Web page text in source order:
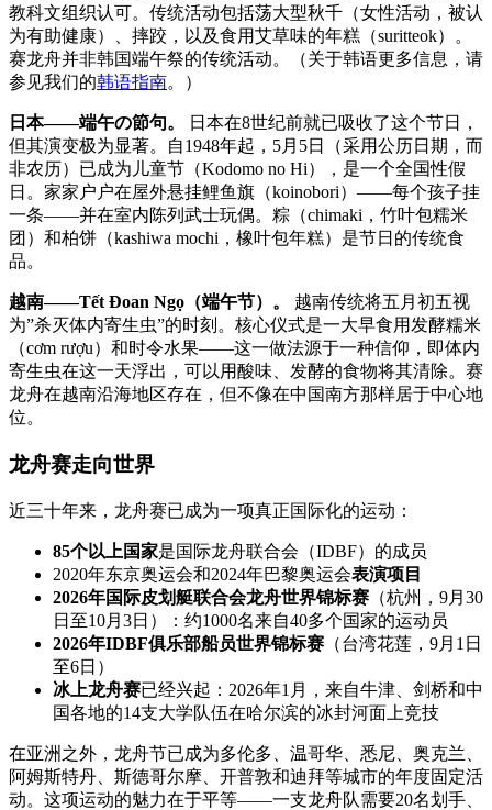
教科文组织认可。传统活动包括荡大型秋千（女性活动，被认
为有助健康）、摔跤，以及食用艾草味的年糕（suritteok）。
赛龙舟并非韩国端午祭的传统活动。（关于韩语更多信息，请
参见我们的韩语指南。）
日本——端午の節句。
日本在8世纪前就已吸收了这个节日，
但其演变极为显著。自1948年起，5月5日（采用公历日期，而
非农历）已成为儿童节（Kodomo no Hi），是一个全国性假
日。家家户户在屋外悬挂鲤鱼旗（koinobori）——每个孩子挂
一条——并在室内陈列武士玩偶。粽（chimaki，竹叶包糯米
团）和柏饼（kashiwa mochi，橡叶包年糕）是节日的传统食
品。
越南——Tết Đoan Ngọ（端午节）。
越南传统将五月初五视
为”杀灭体内寄生虫”的时刻。核心仪式是一大早食用发酵糯米
（cơm rượu）和时令水果——这一做法源于一种信仰，即体内
寄生虫在这一天浮出，可以用酸味、发酵的食物将其清除。赛
龙舟在越南沿海地区存在，但不像在中国南方那样居于中心地
位。
龙舟赛走向世界
近三十年来，龙舟赛已成为一项真正国际化的运动：
85个以上国家是国际龙舟联合会（IDBF）的成员
2020年东京奥运会和2024年巴黎奥运会表演项目
2026年国际皮划艇联合会龙舟世界锦标赛 （杭州，9月30
日至10月3日）：约1000名来自40多个国家的运动员
2026年IDBF俱乐部船员世界锦标赛 （台湾花莲，9月1日
至6日）
冰上龙舟赛已经兴起：2026年1月，来自牛津、剑桥和中
国各地的14支大学队伍在哈尔滨的冰封河面上竞技
在亚洲之外，龙舟节已成为多伦多、温哥华、悉尼、奥克兰、
阿姆斯特丹、斯德哥尔摩、开普敦和迪拜等城市的年度固定活
动。这项运动的魅力在于平等——一支龙舟队需要20名划手、